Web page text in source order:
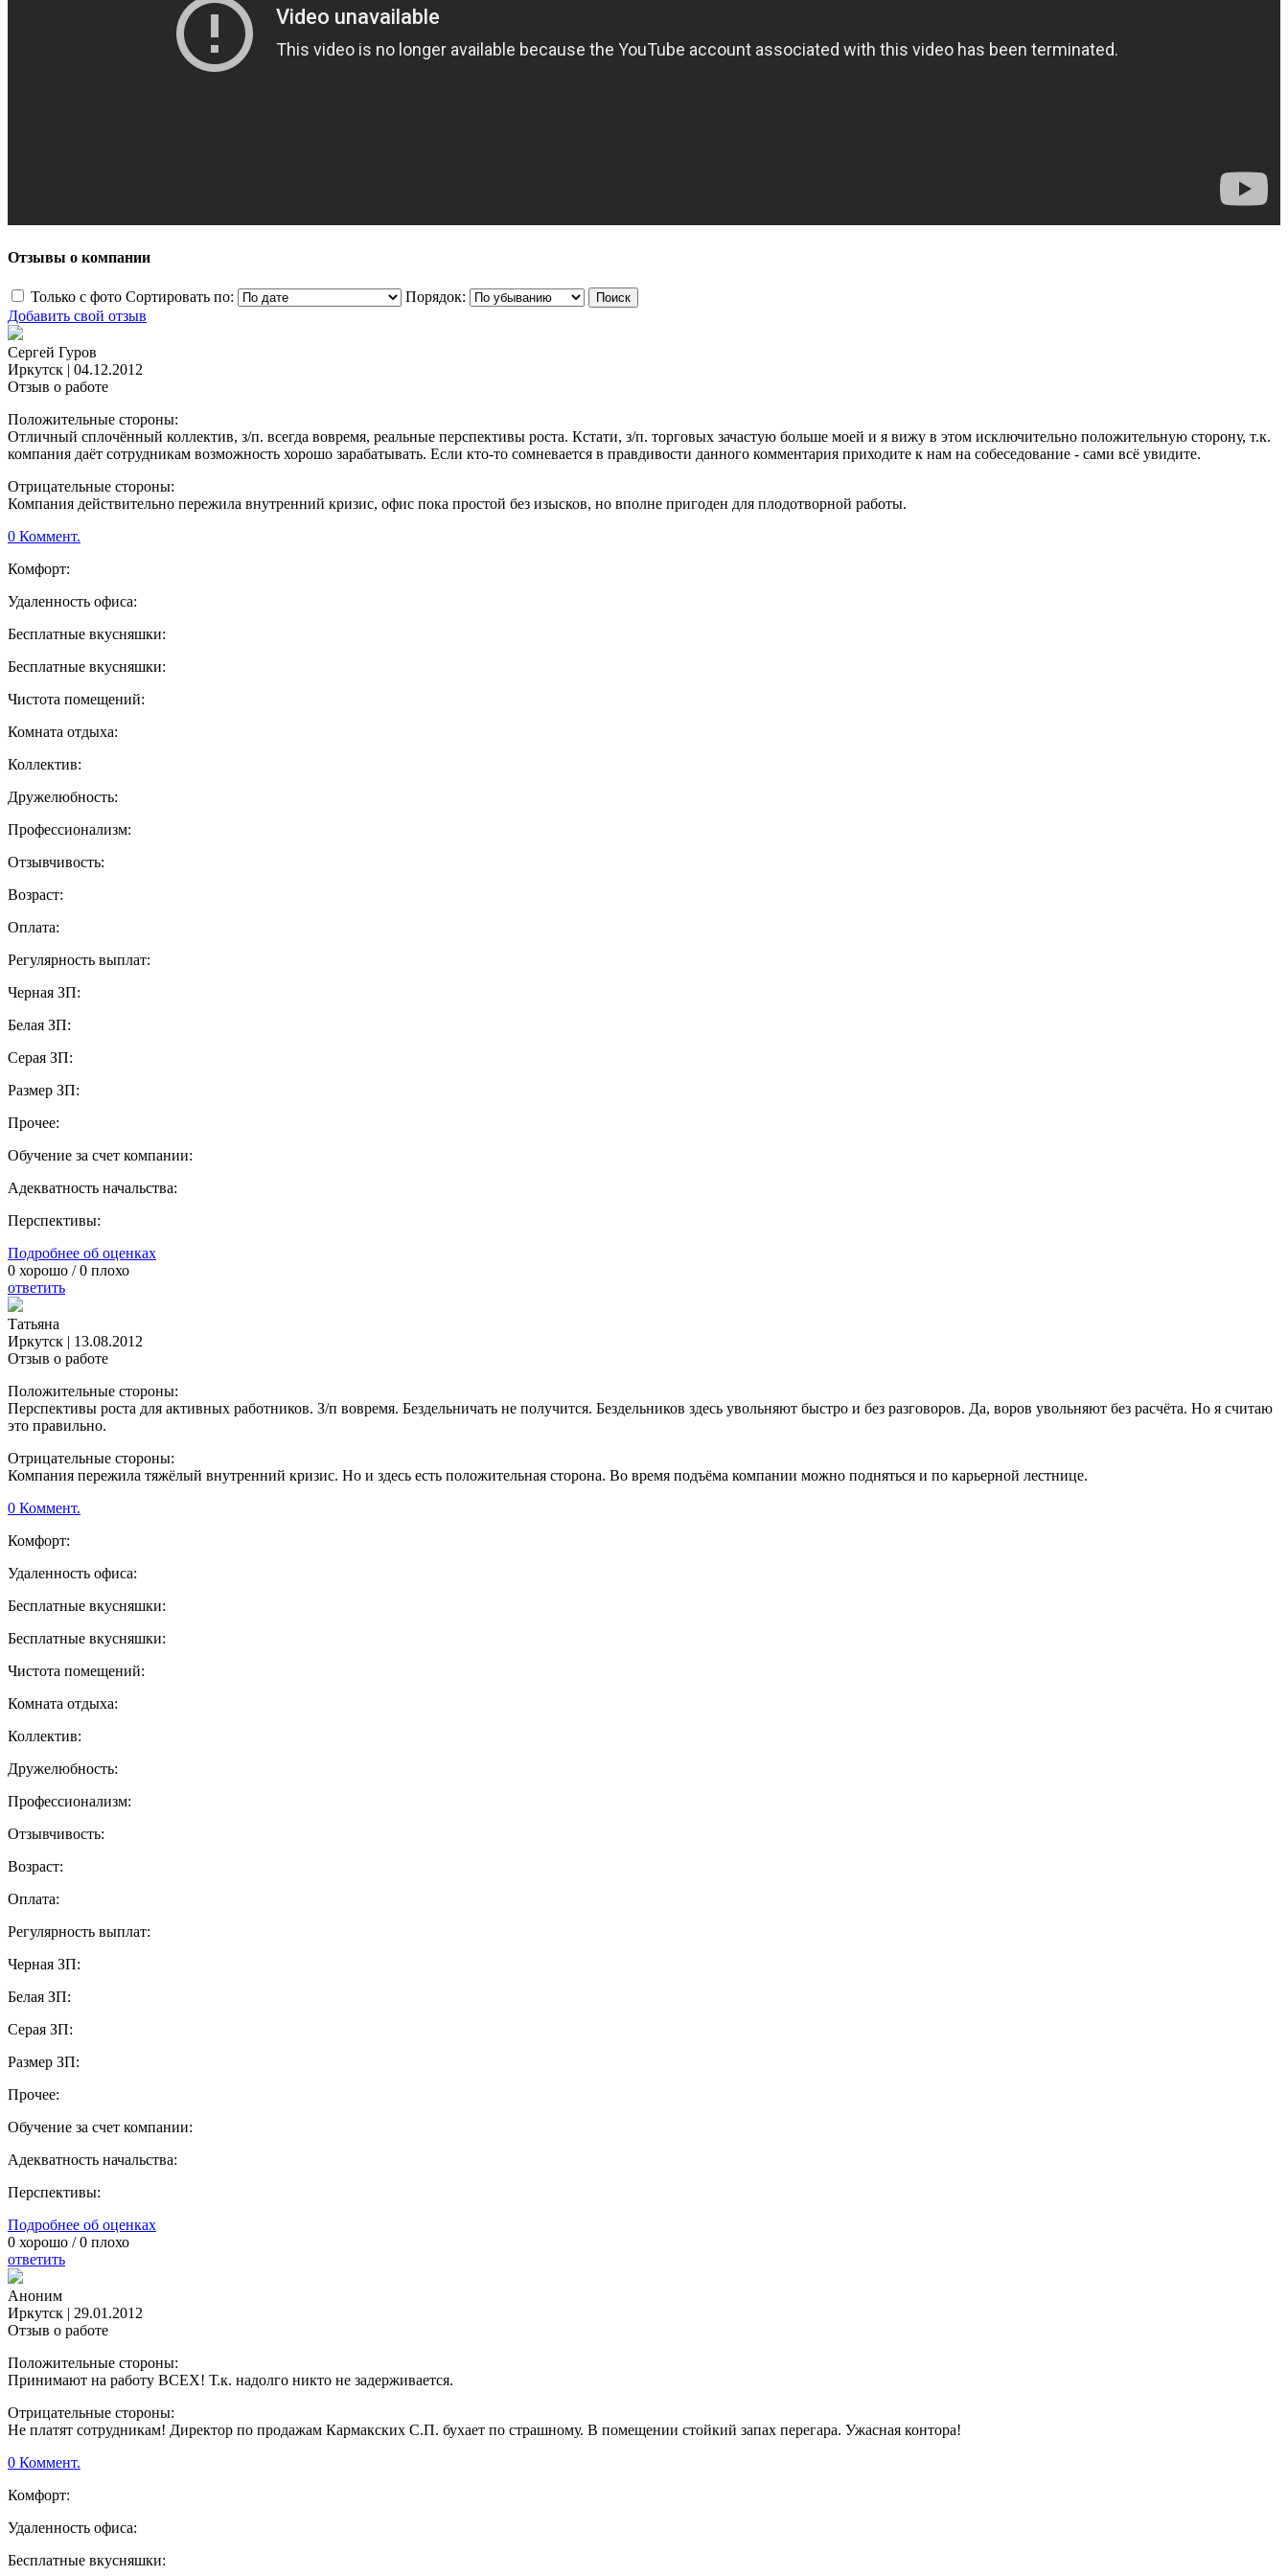
Отзывы о компании
Только с фото Сортировать по:
Порядок:
Добавить свой отзыв
Сергей Гуров
Иркутск | 04.12.2012
Отзыв о работе
Положительные стороны:
Отличный сплочённый коллектив, з/п. всегда вовремя, реальные перспективы роста. Кстати, з/п. торговых зачастую больше моей и я вижу в этом исключительно положительную сторону, т.к.
компания даёт сотрудникам возможность хорошо зарабатывать. Если кто-то сомневается в правдивости данного комментария приходите к нам на собеседование - сами всё увидите.
Отрицательные стороны:
Компания действительно пережила внутренний кризис, офис пока простой без изысков, но вполне пригоден для плодотворной работы.
0 Коммент.
Комфорт:
Удаленность офиса:
Бесплатные вкусняшки:
Бесплатные вкусняшки:
Чистота помещений:
Комната отдыха:
Коллектив:
Дружелюбность:
Профессионализм:
Отзывчивость:
Возраст:
Оплата:
Регулярность выплат:
Черная ЗП:
Белая ЗП:
Серая ЗП:
Размер ЗП:
Прочее:
Обучение за счет компании:
Адекватность начальства:
Перспективы:
Подробнее об оценках
0 хорошо /0 плохо
ответить
Татьяна
Иркутск | 13.08.2012
Отзыв о работе
Положительные стороны:
Перспективы роста для активных работников. З/п вовремя. Бездельничать не получится. Бездельников здесь увольняют быстро и без разговоров. Да, воров увольняют без расчёта. Но я считаю
это правильно.
Отрицательные стороны:
Компания пережила тяжёлый внутренний кризис. Но и здесь есть положительная сторона. Во время подъёма компании можно подняться и по карьерной лестнице.
0 Коммент.
Комфорт:
Удаленность офиса:
Бесплатные вкусняшки:
Бесплатные вкусняшки:
Чистота помещений:
Комната отдыха:
Коллектив:
Дружелюбность:
Профессионализм:
Отзывчивость:
Возраст:
Оплата:
Регулярность выплат:
Черная ЗП:
Белая ЗП:
Серая ЗП:
Размер ЗП:
Прочее:
Обучение за счет компании:
Адекватность начальства:
Перспективы:
Подробнее об оценках
0 хорошо /0 плохо
ответить
Аноним
Иркутск | 29.01.2012
Отзыв о работе
Положительные стороны:
Принимают на работу ВСЕХ! Т.к. надолго никто не задерживается.
Отрицательные стороны:
Не платят сотрудникам! Директор по продажам Кармакских С.П. бухает по страшному. В помещении стойкий запах перегара. Ужасная контора!
0 Коммент.
Комфорт:
Удаленность офиса:
Бесплатные вкусняшки: